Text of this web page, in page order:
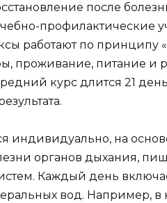
после
профилактические
работают по принципу
проживание, питание и
курс длится 21
на
органов дыхания,
Каждый день
вод. Например, в